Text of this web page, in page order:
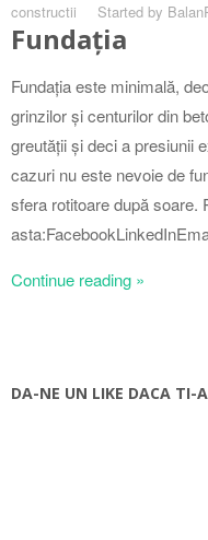
constructii
Started by
Fundația
Fundația este minimală,
grinzilor și centurilor din
greutății și deci a presiunii
cazuri nu este nevoie de
sfera rotitoare după soare.
Continue reading »
DA-NE UN LIKE DACA TI-